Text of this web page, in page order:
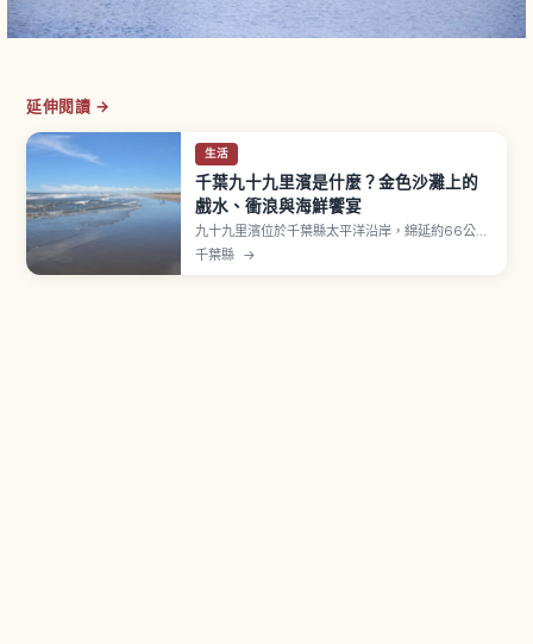
延伸閱讀 →
生活
千葉九十九里濱是什麼？金色沙灘上的
戲水、衝浪與海鮮饗宴
九十九里濱位於千葉縣太平洋沿岸，綿延約66公里
的沙灘是日本規模最大的沙濱之一。除了海水浴、
衝浪等海上活動外，也能品嚐豐富海味。沙灘面向
千葉縣 →